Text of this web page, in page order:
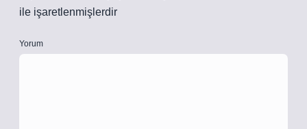
ile işaretlenmişlerdir
Yorum